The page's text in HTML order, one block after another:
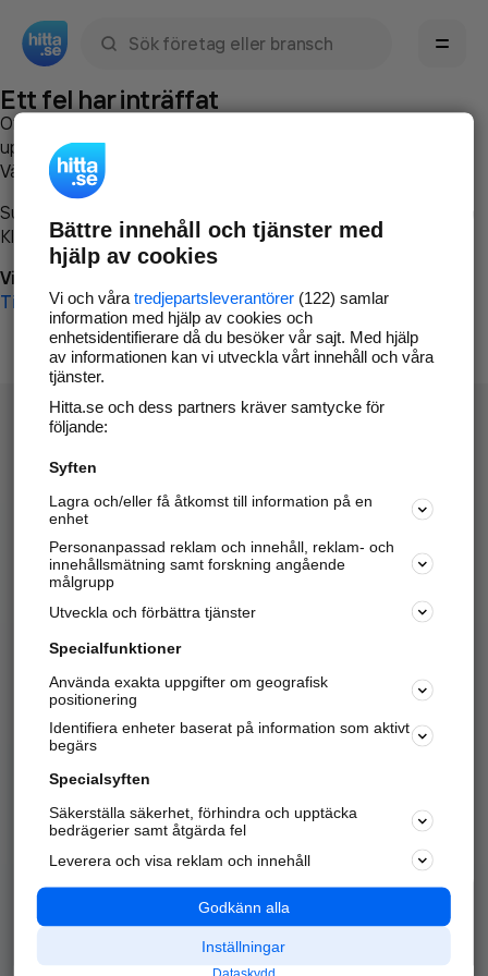
Ett fel har inträffat
Om du vill kan du
uppstod så att vi lättare och snabbare kan avhjälpa det.
Vänligen försök med följande:
Surfa till
Klicka påTillbaka-knappen i webbläsaren och försök igen
Vi beklagar besväret!
Till startsidan
Hitta.se - Gratis nummerupplysning.
Sök företag, personer och platser.
Hitta telefonnummer, adresser, företagsinfo mm.
Marknadsför företaget
Kom igång och annonsera mot
samarbetspartners nära dig.
Alla kategorier
Populära sökningar
API & Kartor
Annonsera
Integritet
Nödnummer
Bättre innehåll och tjänster med
hjälp av cookies
Vi och våra tredjepartsleverantörer(122) samlar
information med hjälp av cookies och
enhetsidentifierare då du besöker vår sajt. Med hjälp
av informationen kan vi utveckla vårt innehåll och våra
tjänster.
Hitta.se och dess partners kräver samtycke för
följande:
Syften
Lagra och/eller få åtkomst till information på en
enhet
Personanpassad reklam och innehåll, reklam- och
innehållsmätning samt forskning angående
målgrupp
Utveckla och förbättra tjänster
Specialfunktioner
Använda exakta uppgifter om geografisk
positionering
Identifiera enheter baserat på information som aktivt
begärs
Specialsyften
Säkerställa säkerhet, förhindra och upptäcka
bedrägerier samt åtgärda fel
Leverera och visa reklam och innehåll
Godkänn alla
Inställningar
Dataskydd